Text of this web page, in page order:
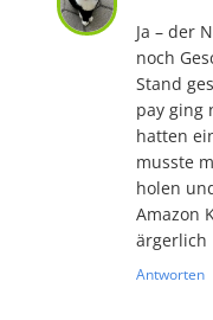
Ja – der
noch
Stand
pay ging
hatten
musste
holen
Amazon
ärgerlich
Antworten